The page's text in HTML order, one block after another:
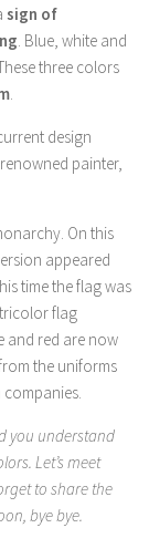
sign of
. Blue, white and
three colors
.
design
painter,
On this
appeared
time the flag was
flag
and red are now
the uniforms
you understand
Let’s meet
to share the
bye bye.